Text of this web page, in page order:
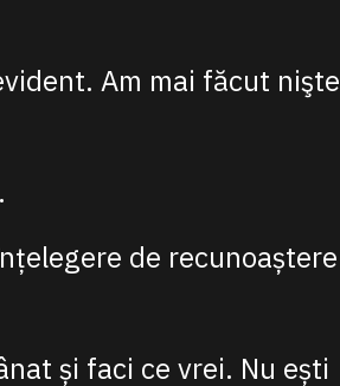
Am mai făcut nişte
de recunoaștere
și faci ce vrei. Nu ești